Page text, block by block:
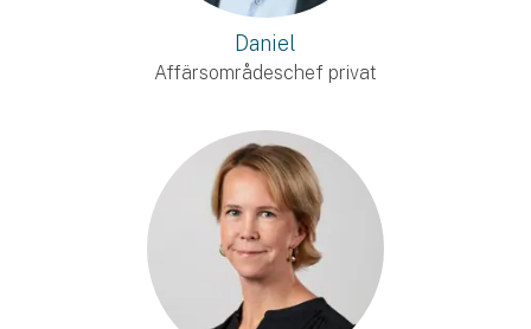
Daniel
Affärsområdeschef privat